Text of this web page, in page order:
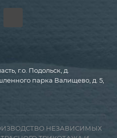
г.о. Подольск, д.
парка Валищево, д. 5,
НЕЗАВИСИМЫХ